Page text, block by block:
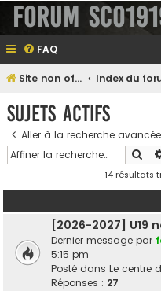
Forum
FAQ
Site non officiel sur le SCO d'Angers Index du
Sujets actifs
Aller à la recherche avancée
14 résultats
[2026-2027] U19
Dernier message par
5:15 pm
Posté dans Le centre
Réponses : 27